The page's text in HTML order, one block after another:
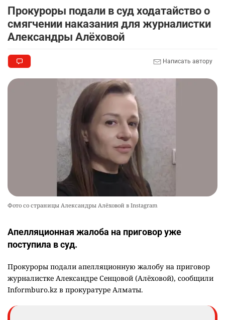
Прокуроры подали в суд ходатайство о
смягчении наказания для журналистки
Александры Алёховой
Написать автору
Фото со страницы Александры Алёховой в Instagram
Апелляционная жалоба на приговор уже
поступила в суд.
Прокуроры подали апелляционную жалобу на приговор
журналистке Александре Сенцовой (Алёховой), сообщили
Informburo.kz в прокуратуре Алматы.